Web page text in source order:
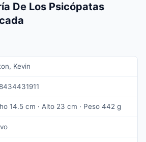
De Los Psicópatas
Kevin
14.5 cm · Alto 23 cm · Peso 442 g